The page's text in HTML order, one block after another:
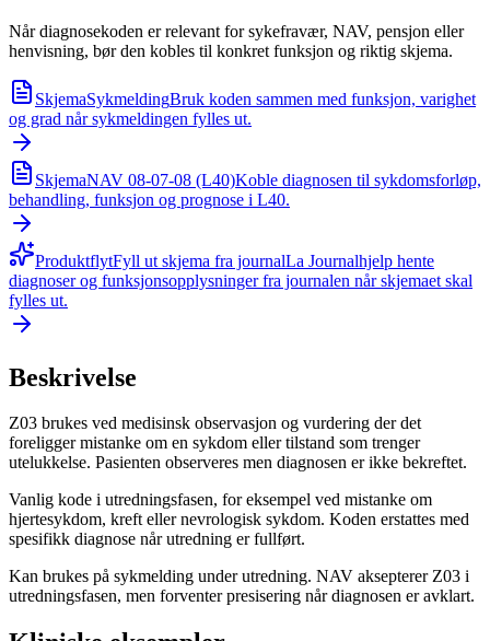
Når diagnosekoden er relevant for sykefravær, NAV, pensjon eller
henvisning, bør den kobles til konkret funksjon og riktig skjema.
SkjemaSykmeldingBruk koden sammen med funksjon, varighet
og grad når sykmeldingen fylles ut.
SkjemaNAV 08-07-08 (L40)Koble diagnosen til sykdomsforløp,
behandling, funksjon og prognose i L40.
ProduktflytFyll ut skjema fra journalLa Journalhjelp hente
diagnoser og funksjonsopplysninger fra journalen når skjemaet skal
fylles ut.
Beskrivelse
Z03 brukes ved medisinsk observasjon og vurdering der det
foreligger mistanke om en sykdom eller tilstand som trenger
utelukkelse. Pasienten observeres men diagnosen er ikke bekreftet.
Vanlig kode i utredningsfasen, for eksempel ved mistanke om
hjertesykdom, kreft eller nevrologisk sykdom. Koden erstattes med
spesifikk diagnose når utredning er fullført.
Kan brukes på sykmelding under utredning. NAV aksepterer Z03 i
utredningsfasen, men forventer presisering når diagnosen er avklart.